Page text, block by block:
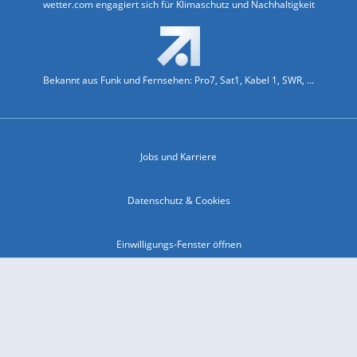
wetter.com engagiert sich für Klimaschutz und Nachhaltigkeit
Bekannt aus Funk und Fernsehen: Pro7, Sat1, Kabel 1, SWR, ...
Jobs und Karriere
Datenschutz & Cookies
Einwilligungs-Fenster öffnen